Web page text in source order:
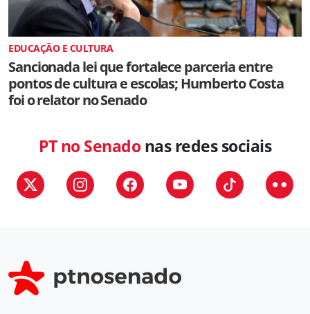
EDUCAÇÃO E CULTURA
Sancionada lei que fortalece parceria entre
pontos de cultura e escolas; Humberto Costa
foi o relator no Senado
PT no Senadonas redes sociais